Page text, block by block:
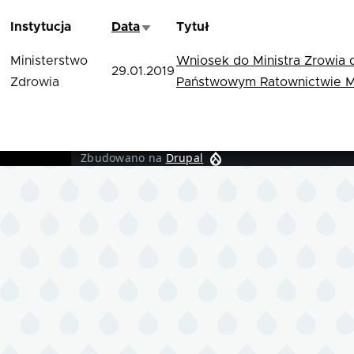
Instytucja DataSortuj rosnąco
Tytuł
Ministerstwo
Zdrowia
29.01.2019
Wniosek do Ministra Zrowia
Państwowym Ratownictwie
Zbudowano na Drupal